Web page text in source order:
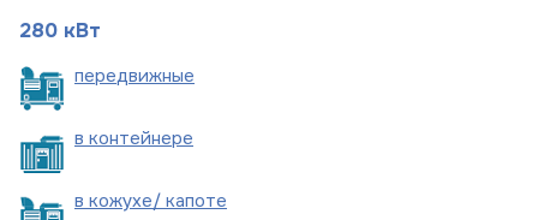
280 кВт
передвижные
в контейнере
в кожухе/ капоте